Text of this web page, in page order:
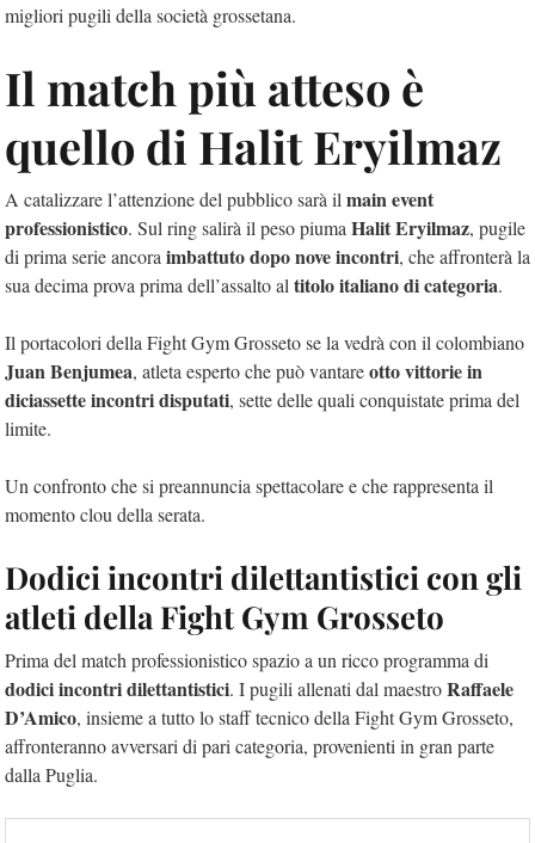
migliori pugili della società grossetana.
Il match più atteso è
quello di Halit Eryilmaz
A catalizzare l’attenzione del pubblico sarà il main event
professionistico. Sul ring salirà il peso piuma Halit Eryilmaz, pugile
di prima serie ancora imbattuto dopo nove incontri, che affronterà la
sua decima prova prima dell’assalto al titolo italiano di categoria.
Il portacolori della Fight Gym Grosseto se la vedrà con il colombiano
Juan Benjumea, atleta esperto che può vantareotto vittorie in
diciassette incontri disputati, sette delle quali conquistate prima del
limite.
Un confronto che si preannuncia spettacolare e che rappresenta il
momento clou della serata.
Dodici incontri dilettantistici con gli
atleti della Fight Gym Grosseto
Prima del match professionistico spazio a un ricco programma di
dodici incontri dilettantistici. I pugili allenati dal maestroRaffaele
D’Amico, insieme a tutto lo staff tecnico della Fight Gym Grosseto,
affronteranno avversari di pari categoria, provenienti in gran parte
dalla Puglia.